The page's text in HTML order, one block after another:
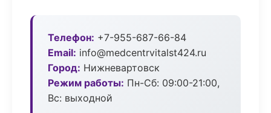
Телефон: +7-955-687-66-84
Email: info@medcentrvitalst424.ru
Город: Нижневартовск
Режим работы: Пн-Сб: 09:00-21:00,
Вс: выходной